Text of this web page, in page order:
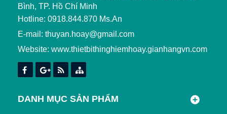
Bình, TP. Hồ Chí Minh
Hotline: 0918.844.870 Ms.An
E-mail: thuyan.hoay@gmail.com
Website: www.thietbithinghiemhoay.gianhangvn.com
DANH MỤC SẢN PHẨM